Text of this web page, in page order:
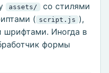
assets/
со стилями
( script.js ),
шрифтами. Иногда в
формы